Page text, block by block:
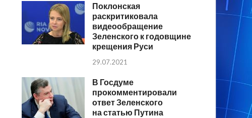
Поклонская
раскритиковала
видеообращение
Зеленского к годовщине
крещения Руси
29.07.2021
В Госдуме
прокомментировали
ответ Зеленского
на статью Путина